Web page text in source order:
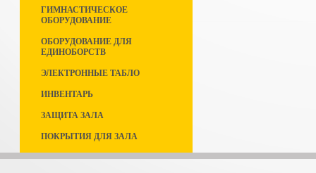
ГИМНАСТИЧЕСКОЕ
ОБОРУДОВАНИЕ
ОБОРУДОВАНИЕ ДЛЯ
ЕДИНОБОРСТВ
ЭЛЕКТРОННЫЕ ТАБЛО
ИНВЕНТАРЬ
ЗАЩИТА ЗАЛА
ПОКРЫТИЯ ДЛЯ ЗАЛА